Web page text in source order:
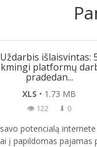
Uždarbis išlaisvintas:
platformų
pradedan...
XLS • 1.73 MB
👁 122 ⬇ 0
potencialą
į papildomas pajamas